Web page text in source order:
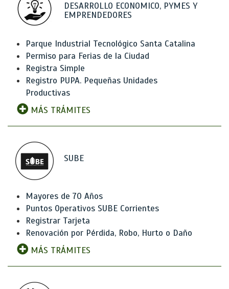
DESARROLLO ECONOMICO, PYMES Y
EMPRENDEDORES
Parque Industrial Tecnológico Santa Catalina
Permiso para Ferias de la Ciudad
Registra Simple
Registro PUPA. Pequeñas Unidades
Productivas
MÁS TRÁMITES
SUBE
Mayores de 70 Años
Puntos Operativos SUBE Corrientes
Registrar Tarjeta
Renovación por Pérdida, Robo, Hurto o Daño
MÁS TRÁMITES